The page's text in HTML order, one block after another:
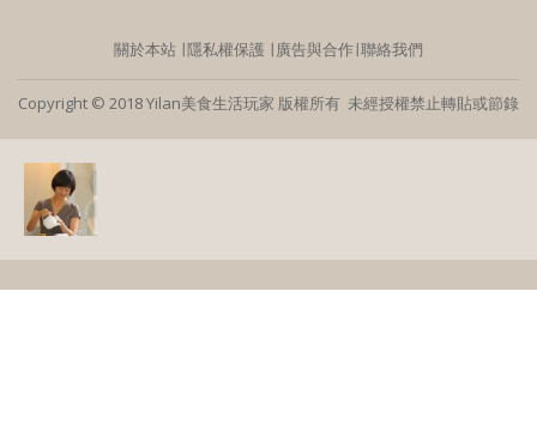
關於本站 ∣隱私權保護 ∣ 廣告與合作∣聯絡我們
Copyright © 2018 Yilan美食生活玩家 版權所有 未經授權禁止轉貼或節錄